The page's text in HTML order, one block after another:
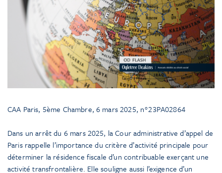
CAA Paris, 5ème Chambre, 6 mars 2025, n°23PA02864
Dans un arrêt du 6 mars 2025, la Cour administrative d’appel de
Paris rappelle l’importance du critère d’activité principale pour
déterminer la résidence fiscale d’un contribuable exerçant une
activité transfrontalière. Elle souligne aussi l’exigence d’un